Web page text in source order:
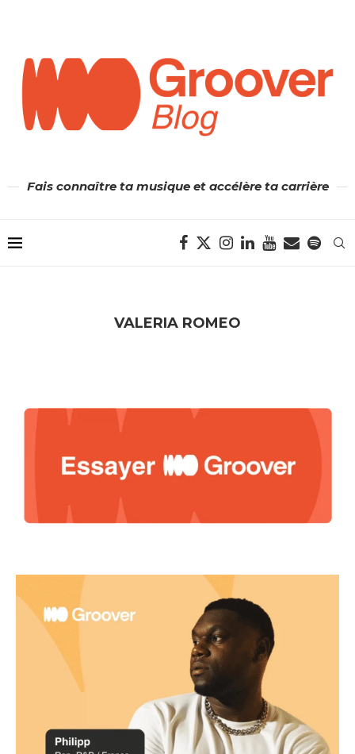
Fais connaître ta musique et accélère ta carrière
VALERIA ROMEO